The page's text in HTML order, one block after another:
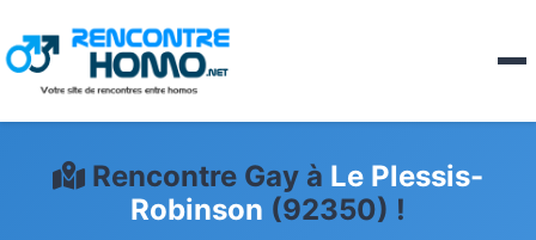
Rencontre Gay à Le Plessis-
Robinson (92350) !